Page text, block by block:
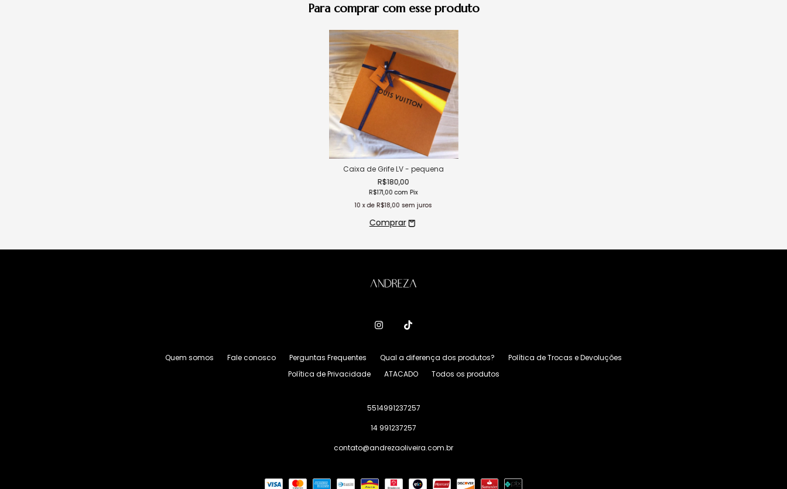
Para comprar com esse produto
Caixa de Grife LV - pequena
R$180,00
R$171,00com Pix
10 x de R$18,00 sem juros
Quem somos Fale conosco Perguntas Frequentes Qual a diferença dos produtos?
Política de Trocas e Devoluções
Política de Privacidade
ATACADO Todos os produtos
5514991237257
14 991237257
contato@andrezaoliveira.com.br